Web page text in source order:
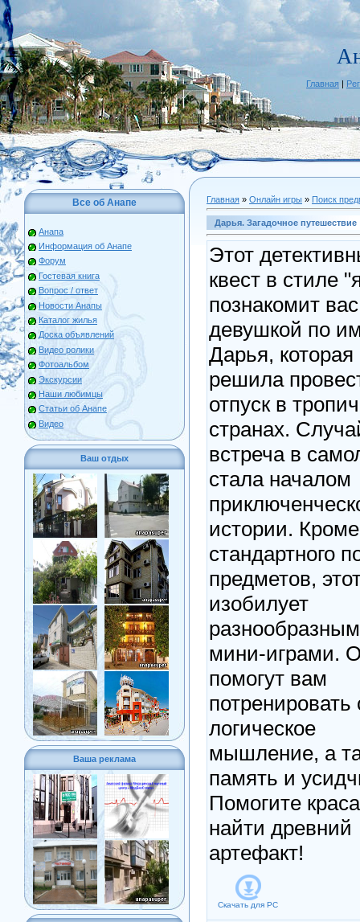
Главная |
Все об Анапе
Анапа
Информация об Анапе
Форум
Гостевая книга
Вопрос / ответ
Новости Анапы
Каталог жилья
Доска объявлений
Видео ролики
Фотоальбом
Экскурсии
Наши любимцы
Статьи об Анапе
Видео
Ваш отдых
Ваша реклама
Главная » Онлайн игры » Поиск
Дарья. Загадочное путешествие
Этот
квест в стиле
познакомит
девушкой по
Дарья, которая
решила
отпуск в
странах.
встреча в
стала началом
истории. Кроме
стандартного
предметов,
изобилует
мини-играми.
помогут вам
потренировать
логическое
мышление, а
память и
Помогите
найти древний
артефакт!
Скачать для PC